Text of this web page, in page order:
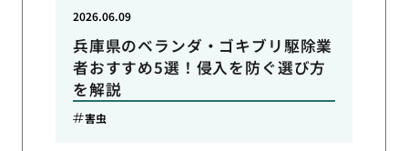
兵庫県のベランダ・ゴキブリ駆除業
者おすすめ5選！侵入を防ぐ選び方
を解説
2026.06.09
害虫